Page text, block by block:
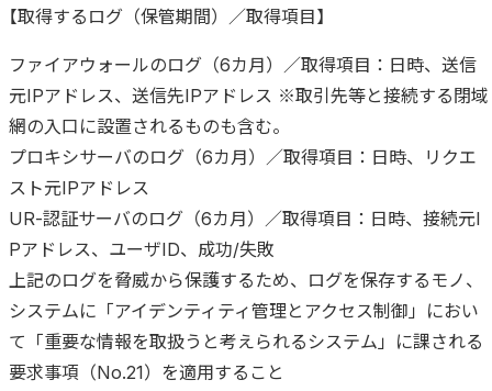
【取得するログ（保管期間）／取得項目】
ファイアウォールのログ（6カ月）／取得項目：日時、送信
元IPアドレス、送信先IPアドレス ※取引先等と接続する閉域
網の入口に設置されるものも含む。
プロキシサーバのログ（6カ月）／取得項目：日時、リクエ
スト元IPアドレス
UR-認証サーバのログ（6カ月）／取得項目：日時、接続元I
Pアドレス、ユーザID、成功/失敗
上記のログを脅威から保護するため、ログを保存するモノ、
システムに「アイデンティティ管理とアクセス制御」におい
て「重要な情報を取扱うと考えられるシステム」に課される
要求事項（No.21）を適用すること